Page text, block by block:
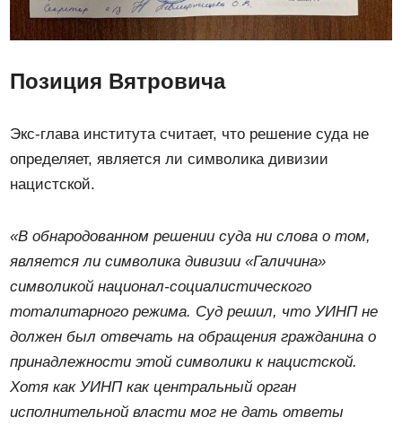
Позиция Вятровича
Экс-глава института считает, что решение суда не
определяет, является ли символика дивизии
нацистской.
«В обнародованном решении суда ни слова о том,
является ли символика дивизии «Галичина»
символикой национал-социалистического
тоталитарного режима. Суд решил, что УИНП не
должен был отвечать на обращения гражданина о
принадлежности этой символики к нацистской.
Хотя как УИНП как центральный орган
исполнительной власти мог не дать ответы